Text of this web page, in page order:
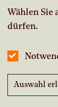
Vacancies
Accessibility
Contact
Wählen Sie
dürfen.
Auswahl